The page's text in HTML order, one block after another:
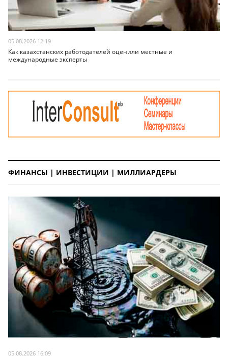
05.08.2026 12:19
Как казахстанских работодателей оценили местные и
международные эксперты
ФИНАНСЫ | ИНВЕСТИЦИИ | МИЛЛИАРДЕРЫ
05.08.2026 16:09